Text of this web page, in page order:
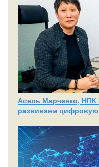
Асель Марченко, НПК
развиваем